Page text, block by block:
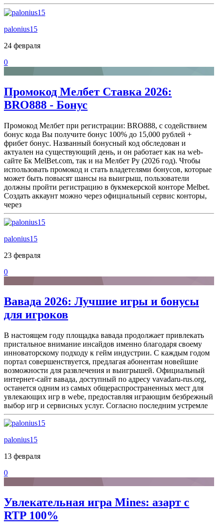
palonius15
24 февраля
0
Промокод Мелбет Ставка 2026:
BRO888 - Бонус
Промокод Мелбет при регистрации: BRO888, с содействием
бонус кода Вы получите бонус 100% до 15,000 рублей +
фрибет бонус. Названный бонусный код обследован и
актуален на существующий день, и он работает как на web-
сайте Бк MelBet.com, так и на Мелбет Ру (2026 год). Чтобы
использовать промокод и стать владетелями бонусов, которые
может быть повысят шансы на выигрыш, пользователи
должны пройти регистрацию в букмекерской конторе Melbet.
Создать аккаунт можно через официальный сервис конторы,
через
palonius15
23 февраля
0
Вавада 2026: Лучшие игры и бонусы
для игроков
В настоящем году площадка вавада продолжает привлекать
пристальное внимание инсайдов именно благодаря своему
инноваторскому подходу к гейм индустрии. С каждым годом
портал совершенствуется, предлагая абонентам новейшие
возможности для развлечения и выигрышей. Официальный
интернет-сайт вавада, доступный по адресу vavadaru-rus.org,
останется одним из самых общераспространенных мест для
увлекающих игр в webе, предоставляя играющим безбрежный
выбор игр и сервисных услуг. Согласно последним устремле
palonius15
13 февраля
0
Увлекательная игра Mines: азарт с
RTP 100%